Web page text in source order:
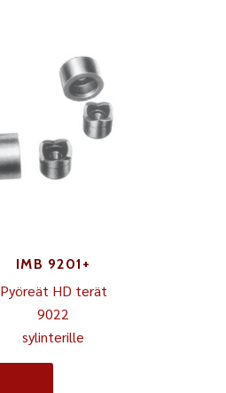
IMB 9201+
Pyöreät HD terät
9022
sylinterille